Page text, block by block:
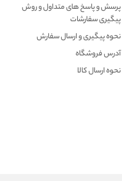
پرسش و پاسخ های متداول و روش
پیگیری سفارشات
نحوه پیگیری و ارسال سفارش
آدرس فروشگاه
نحوه ارسال کالا